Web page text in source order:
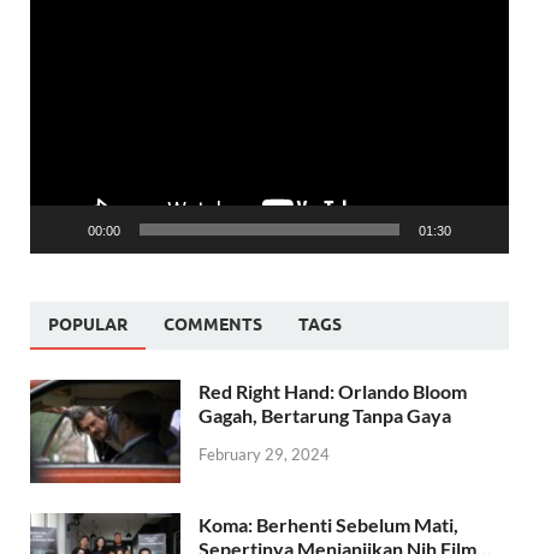
00:00 01:30
POPULAR COMMENTS TAGS
Red Right Hand: Orlando Bloom
Gagah, Bertarung Tanpa Gaya
February 29, 2024
Koma: Berhenti Sebelum Mati,
Sepertinya Menjanjikan Nih Film…